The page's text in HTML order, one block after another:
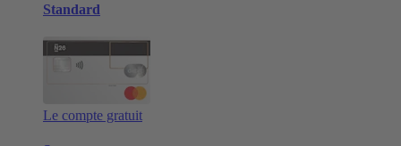
Standard
Le compte gratuit